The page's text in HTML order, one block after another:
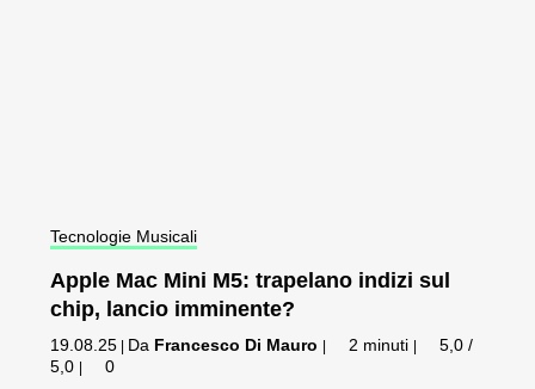
Tecnologie Musicali
Apple Mac Mini M5: trapelano indizi sul
chip, lancio imminente?
19.08.25 Da Francesco Di Mauro 2 minuti
5,0 /
5,0
0